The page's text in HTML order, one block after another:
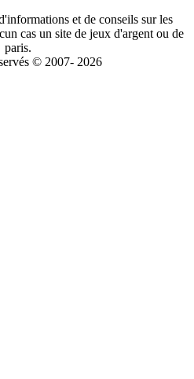
et de conseils sur les
cas un site de jeux d'argent ou de
paris.
© 2007- 2026